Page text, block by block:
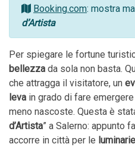
Booking.com: mostra
d’Artista
Per spiegare le fortune
bellezza da sola non basta.
che attragga il visitatore, un
leva in grado di fare
meno nascoste. Questa è
d’Artista” a Salerno: appunto
accorre in città per le